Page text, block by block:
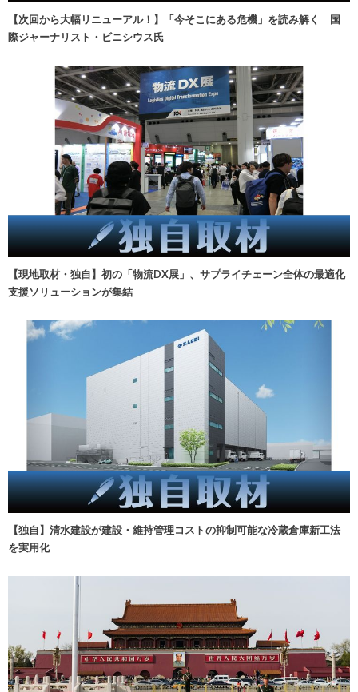
【次回から大幅リニューアル！】「今そこにある危機」を読み解く 国
際ジャーナリスト・ビニシウス氏
【現地取材・独自】初の「物流DX展」、サプライチェーン全体の最適化
支援ソリューションが集結
【独自】清水建設が建設・維持管理コストの抑制可能な冷蔵倉庫新工法
を実用化